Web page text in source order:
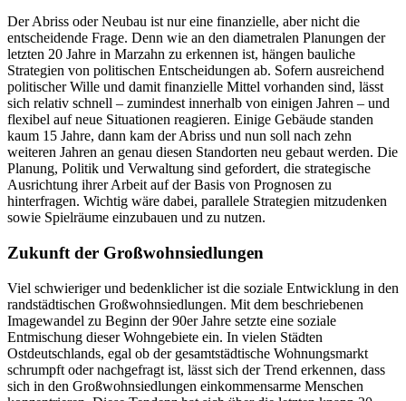
Der Abriss oder Neubau ist nur eine finanzielle, aber nicht die
entscheidende Frage. Denn wie an den diametralen Planungen der
letzten 20 Jahre in Marzahn zu erkennen ist, hängen bauliche
Strategien von politischen Entscheidungen ab. Sofern ausreichend
politischer Wille und damit finanzielle Mittel vorhanden sind, lässt
sich relativ schnell – zumindest innerhalb von einigen Jahren – und
flexibel auf neue Situationen reagieren. Einige Gebäude standen
kaum 15 Jahre, dann kam der Abriss und nun soll nach zehn
weiteren Jahren an genau diesen Standorten neu gebaut werden. Die
Planung, Politik und Verwaltung sind gefordert, die strategische
Ausrichtung ihrer Arbeit auf der Basis von Prognosen zu
hinterfragen. Wichtig wäre dabei, parallele Strategien mitzudenken
sowie Spielräume einzubauen und zu nutzen.
Zukunft der Großwohnsiedlungen
Viel schwieriger und bedenklicher ist die soziale Entwicklung in den
randstädtischen Großwohnsiedlungen. Mit dem beschriebenen
Imagewandel zu Beginn der 90er Jahre setzte eine soziale
Entmischung dieser Wohngebiete ein. In vielen Städten
Ostdeutschlands, egal ob der gesamtstädtische Wohnungsmarkt
schrumpft oder nachgefragt ist, lässt sich der Trend erkennen, dass
sich in den Großwohnsiedlungen einkommensarme Menschen